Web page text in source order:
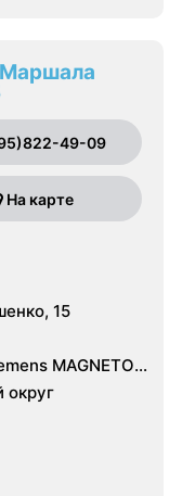
49-09
На карте
15
MAGNETOM
LightSpeed
64
округ